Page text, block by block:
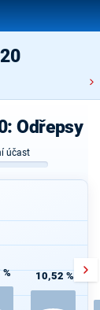
Odřepsy
účast
% 10,52 %